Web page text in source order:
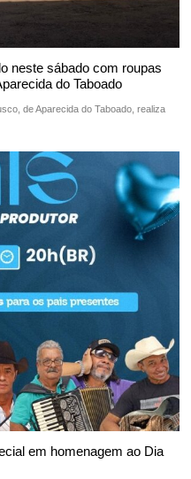
neste sábado com roupas
do Taboado
de Aparecida do Taboado, realiza
em homenagem ao Dia